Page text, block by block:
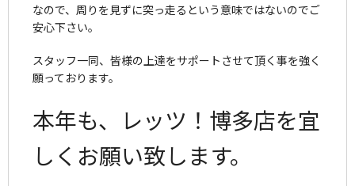
なので、周りを見ずに突っ走るという意味ではないのでご
安心下さい。
スタッフ一同、皆様の上達をサポートさせて頂く事を強く
願っております。
本年も、レッツ！博多店を宜
しくお願い致します。